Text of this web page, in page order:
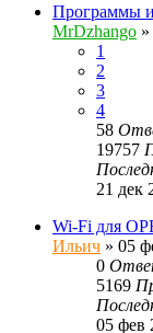
Программы
MrDzhango »
1
2
3
4
58
19757
21 дек
Wi-Fi для
Ильич » 05
0
5169
05 фев